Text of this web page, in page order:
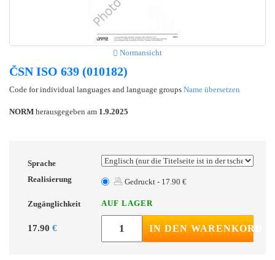
Normansicht
ČSN ISO 639 (010182)
Code for individual languages and language groups Name übersetzen
NORM herausgegeben am 1.9.2025
Sprache
Realisierung
Gedruckt - 17.90 €
Zugänglichkeit AUF LAGER
17.90 € IN DEN WARENKORB